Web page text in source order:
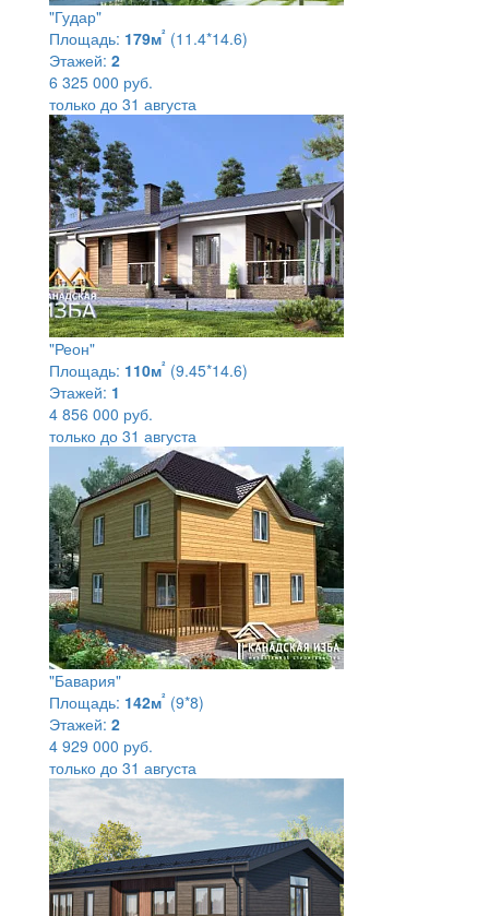
"Гудар"
Площадь: 179м² (11.4*14.6)
Этажей: 2
6 325 000 руб.
только до 31 августа
"Реон"
Площадь: 110м² (9.45*14.6)
Этажей: 1
4 856 000 руб.
только до 31 августа
"Бавария"
Площадь: 142м² (9*8)
Этажей: 2
4 929 000 руб.
только до 31 августа